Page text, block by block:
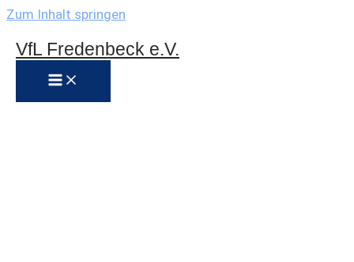
Zum Inhalt springen
VfL Fredenbeck e.V.